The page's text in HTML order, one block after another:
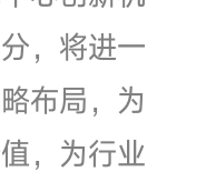
，将进一
布局，为
，为行业